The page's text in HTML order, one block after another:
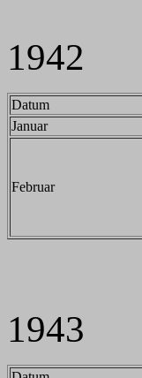
1942
Datum
Januar
Februar
1943